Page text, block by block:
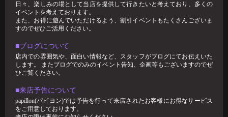
ハプバーは、日常とは少し違う非日常的空間。 だからこそ、ちょっとし
た一言で場の雰囲気が良くも悪くも
2026-02-01
🦋🉐女性様特典🉐🦋 🤩1月の抽選結果🤩 1等 12349 2等 11626 3等 1
日々、楽しみの場として当店を提供して行きたいと考えており、多くの
イベントを考えております。
また、お得に遊んでいただけるよう、割引イベントもたくさんございま
すのでぜひご活用ください。
■ブログについて
店内での雰囲気や、面白い情報など、スタッフがブログにてお伝えいた
します。 またブログでのみのイベント告知、企画等もございますのでぜ
ひご覧ください。
■来店予告について
papillon(パピヨン)では予告を行って来店されたお客様にお得なサービス
をご用意しております。